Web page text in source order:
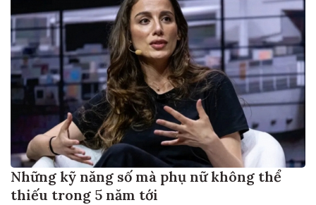
Những kỹ năng số mà phụ nữ không thể
thiếu trong 5 năm tới